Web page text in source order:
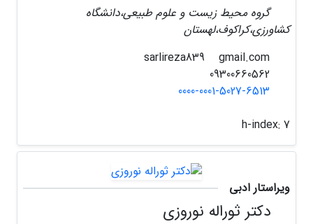
گروه محیط زیست و علوم طبیعی،دانشگاه
کشاورزی،کراکوف،لهستان
gmail.com
0000-0001-5027-6513
h-index: 7
ویراستار ادبی
دکتر ثوراله نوروزی